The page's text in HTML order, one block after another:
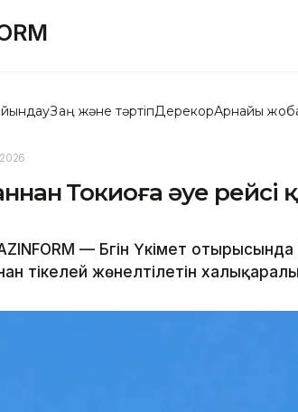
Заң және тәртіпДерекқорАрнайы
Токиоға әуе
— Бүгін Үкімет
тікелей жөнелтілетін